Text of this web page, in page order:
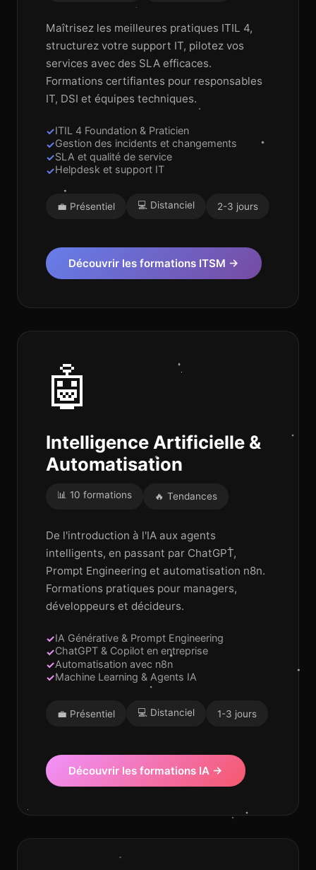
Maîtrisez les meilleures pratiques ITIL 4,
structurez votre support IT, pilotez vos
services avec des SLA efficaces.
Formations certifiantes pour responsables
IT, DSI et équipes techniques.
ITIL 4 Foundation & Praticien
Gestion des incidents et changements
SLA et qualité de service
Helpdesk et support IT
💼 Présentiel 💻 Distanciel 2-3 jours
Découvrir les formations ITSM →
🤖
Intelligence Artificielle &
Automatisation
📊 10 formations 🔥 Tendances
De l'introduction à l'IA aux agents
intelligents, en passant par ChatGPT,
Prompt Engineering et automatisation n8n.
Formations pratiques pour managers,
développeurs et décideurs.
IA Générative & Prompt Engineering
ChatGPT & Copilot en entreprise
Automatisation avec n8n
Machine Learning & Agents IA
💼 Présentiel 💻 Distanciel 1-3 jours
Découvrir les formations IA →
Assistant IT4